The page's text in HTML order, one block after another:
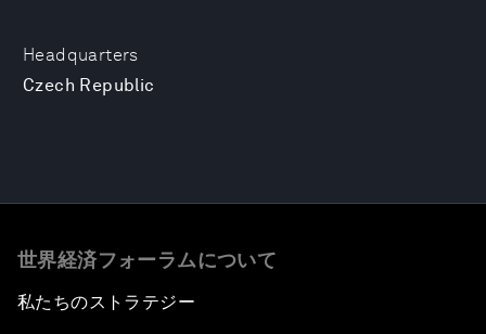
Headquarters
Czech Republic
世界経済フォーラムについて
私たちのストラテジー